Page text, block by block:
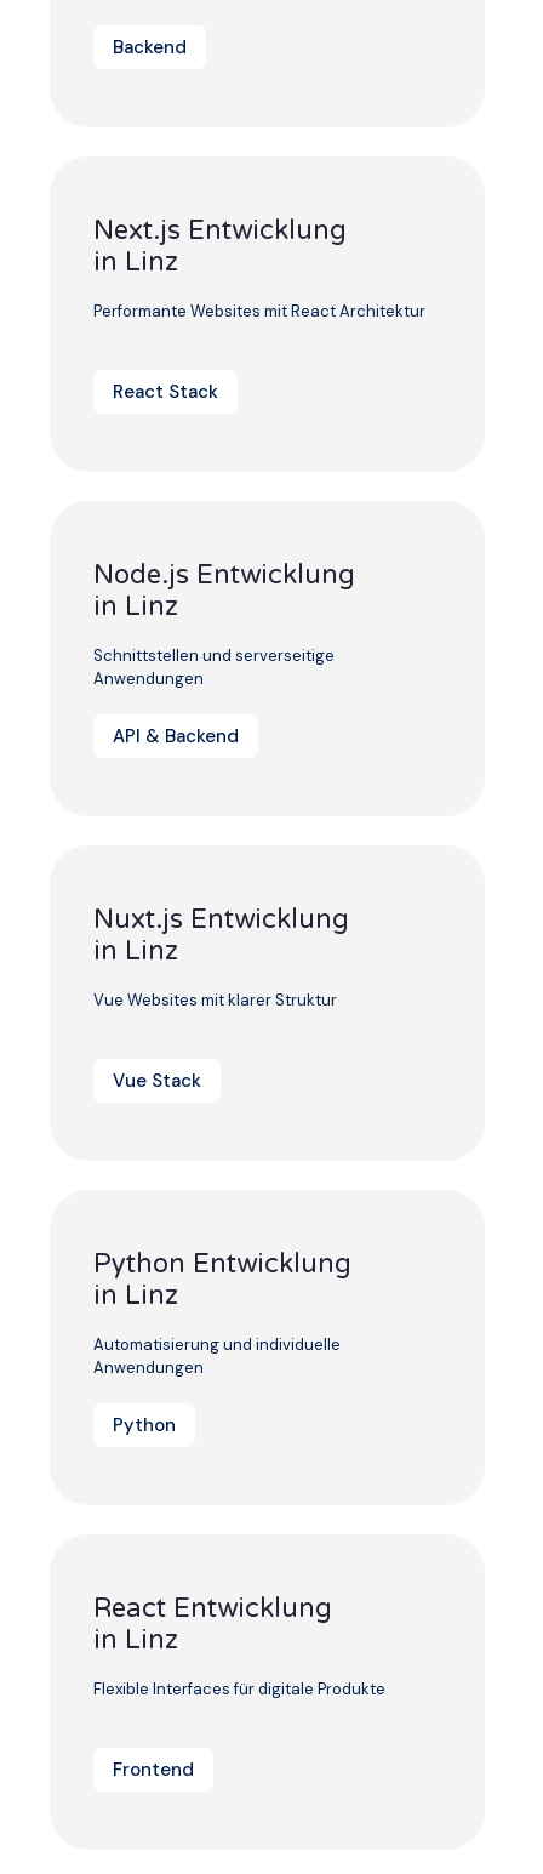
Backend
Next.js Entwicklung
in Linz
Performante Websites mit React Architektur
React Stack
Node.js Entwicklung
in Linz
Schnittstellen und serverseitige
Anwendungen
API & Backend
Nuxt.js Entwicklung
in Linz
Vue Websites mit klarer Struktur
Vue Stack
Python Entwicklung
in Linz
Automatisierung und individuelle
Anwendungen
Python
React Entwicklung
in Linz
Flexible Interfaces für digitale Produkte
Frontend